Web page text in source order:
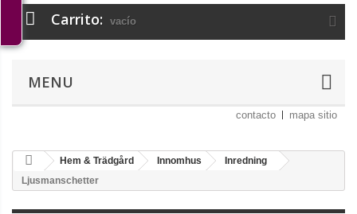
Carrito: vacío
MENU
contacto mapa sitio
Hem & Trädgård Innomhus
Inredning
Ljusmanschetter